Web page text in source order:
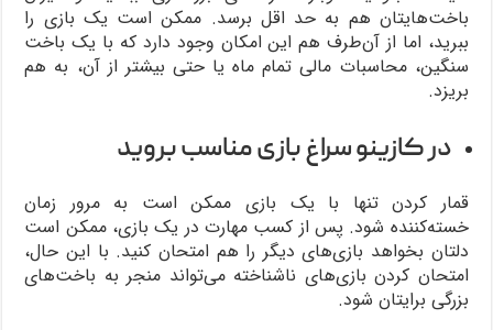
باخت‌هایتان هم به حد اقل برسد. ممکن است یک بازی را
ببرید، اما از آن‌طرف هم این امکان وجود دارد که با یک باخت
سنگین، محاسبات مالی تمام ماه یا حتی بیشتر از آن، به هم
بریزد.
در کازینو سراغ بازی مناسب بروید
قمار کردن تنها با یک بازی ممکن است به مرور زمان
خسته‌کننده شود. پس از کسب مهارت در یک بازی، ممکن است
دلتان بخواهد بازی‌های دیگر را هم امتحان کنید. با این حال،
امتحان کردن بازی‌های ناشناخته می‌تواند منجر به باخت‌های
بزرگی برایتان شود.